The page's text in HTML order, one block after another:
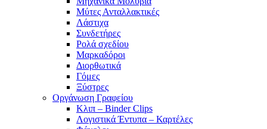
Μύτες Ανταλλακτικές
Λάστιχα
Συνδετήρες
Ρολά σχεδίου
Μαρκαδόροι
Διορθωτικά
Γόμες
Ξύστρες
Οργάνωση Γραφείου
Κλιπ – Binder Clips
Λογιστικά Έντυπα – Καρτέλες